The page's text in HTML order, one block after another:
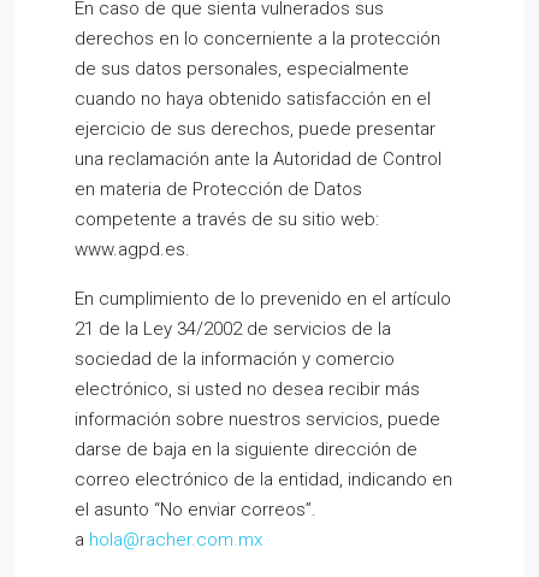
En caso de que sienta vulnerados sus
derechos en lo concerniente a la protección
de sus datos personales, especialmente
cuando no haya obtenido satisfacción en el
ejercicio de sus derechos, puede presentar
una reclamación ante la Autoridad de Control
en materia de Protección de Datos
competente a través de su sitio web:
www.agpd.es.
En cumplimiento de lo prevenido en el artículo
21 de la Ley 34/2002 de servicios de la
sociedad de la información y comercio
electrónico, si usted no desea recibir más
información sobre nuestros servicios, puede
darse de baja en la siguiente dirección de
correo electrónico de la entidad, indicando en
el asunto “No enviar correos”.
a hola@racher.com.mx